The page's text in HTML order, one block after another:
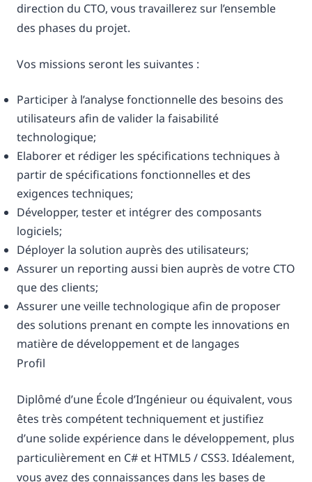
direction du CTO, vous travaillerez sur l’ensemble
des phases du projet.
Vos missions seront les suivantes :
Participer à l’analyse fonctionnelle des besoins des
utilisateurs afin de valider la faisabilité
technologique;
Elaborer et rédiger les spécifications techniques à
partir de spécifications fonctionnelles et des
exigences techniques;
Développer, tester et intégrer des composants
logiciels;
Déployer la solution auprès des utilisateurs;
Assurer un reporting aussi bien auprès de votre CTO
que des clients;
Assurer une veille technologique afin de proposer
des solutions prenant en compte les innovations en
matière de développement et de langages
Profil
Diplômé d’une École d’Ingénieur ou équivalent, vous
êtes très compétent techniquement et justifiez
d’une solide expérience dans le développement, plus
particulièrement en C# et HTML5 / CSS3. Idéalement,
vous avez des connaissances dans les bases de